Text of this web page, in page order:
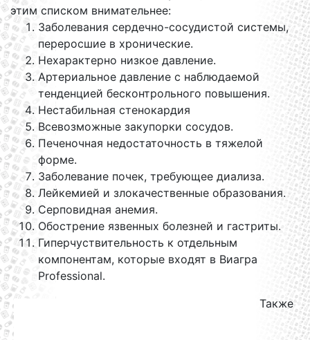
этим списком внимательнее:
Заболевания сердечно-сосудистой системы,
переросшие в хронические.
Нехарактерно низкое давление.
Артериальное давление с наблюдаемой
тенденцией бесконтрольного повышения.
Нестабильная стенокардия
Всевозможные закупорки сосудов.
Печеночная недостаточность в тяжелой
форме.
Заболевание почек, требующее диализа.
Лейкемией и злокачественные образования.
Серповидная анемия.
Обострение язвенных болезней и гастриты.
Гиперчуствительность к отдельным
компонентам, которые входят в Виагра
Professional.
Также